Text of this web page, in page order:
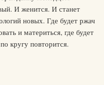
И женится. И станет
новых. Где будет ржач
и материться, где будет
кругу повторится.